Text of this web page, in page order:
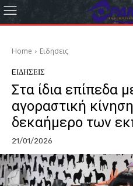
Home Eιδησεις
EΙΔΗΣΕΙΣ
Στα ίδια επίπεδα
αγοραστική
δεκαήμερο των
21/01/2026